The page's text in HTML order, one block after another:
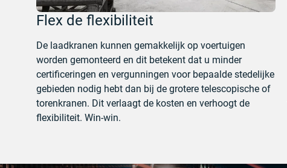
Flex de flexibiliteit
De laadkranen kunnen gemakkelijk op voertuigen
worden gemonteerd en dit betekent dat u minder
certificeringen en vergunningen voor bepaalde stedelijke
gebieden nodig hebt dan bij de grotere telescopische of
torenkranen. Dit verlaagt de kosten en verhoogt de
flexibiliteit. Win-win.